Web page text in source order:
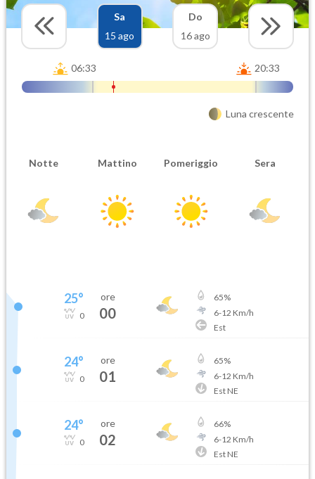
Sa
15 ago
Do
16 ago
06:33 20:33
Luna crescente
Notte Mattino Pomeriggio Sera
25°
0
ore
00
65%
6-12 Km/h
Est
24°
0
ore
01
65%
6-12 Km/h
Est NE
24°
0
ore
02
66%
6-12 Km/h
Est NE